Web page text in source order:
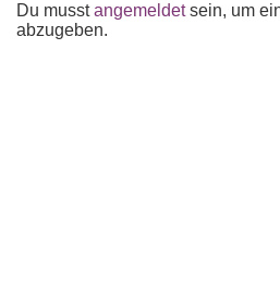
Du musstangemeldetsein, um
abzugeben.